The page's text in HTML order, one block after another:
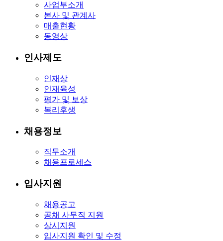
사업부소개
본사 및 관계사
매출현황
동영상
인사제도
인재상
인재육성
평가 및 보상
복리후생
채용정보
직무소개
채용프로세스
입사지원
채용공고
공채 사무직 지원
상시지원
입사지원 확인 및 수정